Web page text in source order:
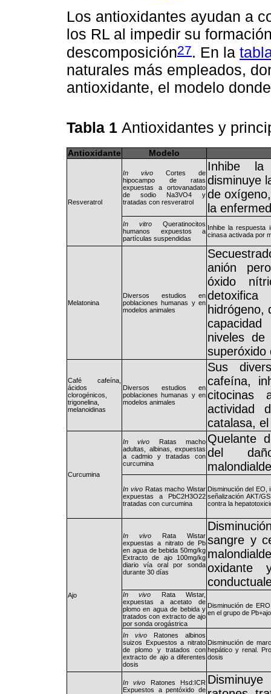
Los antioxidantes ayudan a
los RL al impedir su
descomposición27. En la
naturales más empleados,
antioxidante, el modelo
Tabla 1 Antioxidantes y
Antioxidante Modelo
Resveratrol
In vivo Cortes de
hipocampo de ratas
expuestas a ortovanadato
de sodio Na3VO4 y
tratadas con resveratrol
Inhibe la
disminuye
de
la
In vitro Queratinocitos
humanos expuestos a
partículas suspendidas
Inhibe la respuesta
cinasa activada por
Melatonina
Diversos estudios en
poblaciones humanas y en
modelos animales
anión
óxido
hidrógeno,
niveles de
superóxido
Café cafeína,
ácidos
clorogénicos,
trigonelina,
melanoidinas
Diversos estudios en
poblaciones humanas y en
modelos animales
Sus
cafeína,
citocinas
actividad
catalasa,
Curcumina
In vivo Ratas macho
adultas, albinas, expuestas
a cadmio y tratadas con
curcumina
Quelante
del
In vivoRatas macho Wistar
expuestas a PbC2H3O22
tratadas con curcumina
Disminución del EO,
señalización AKT/
contra la
Ajo
In vivo Rata Wistar
expuestas a nitrato de Pb
en agua de bebida 50mg/kg
Extracto de ajo 100mg/kg
diario vía oral por sonda
durante 30 días
sangre y
oxidante
In vivo Rata Wistar,
expuestas a acetato de
plomo en agua de bebida y
tratados con extracto de ajo
por sonda orogástrica
Disminución de
en el grupo de Pb+ajo
In vivo Ratones albinos
suizos Expuestos a nitrato
de plomo y tratados con
extracto de ajo a diferentes
dosis
Disminución de
hepático y renal.
dosis
In vivo Ratones Hsd:ICR
Expuestos a pentóxido de